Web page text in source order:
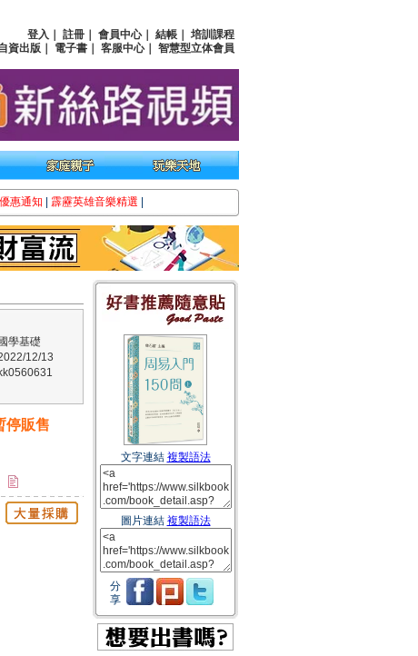
登入 註冊 會員中心｜ 結帳
培訓課程
資出版 電子書 客服中心｜ 智慧型立体會員
優惠通知 霹靂英雄音樂精選
學基礎
12/13
停販售
文字連結 複製語法
圖片連結 複製語法
分
享